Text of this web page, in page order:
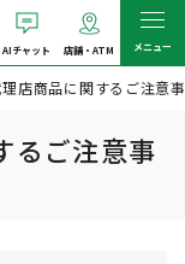
AIチャット 店舗・ATM メニュー
店商品に関するご注意
るご注意事